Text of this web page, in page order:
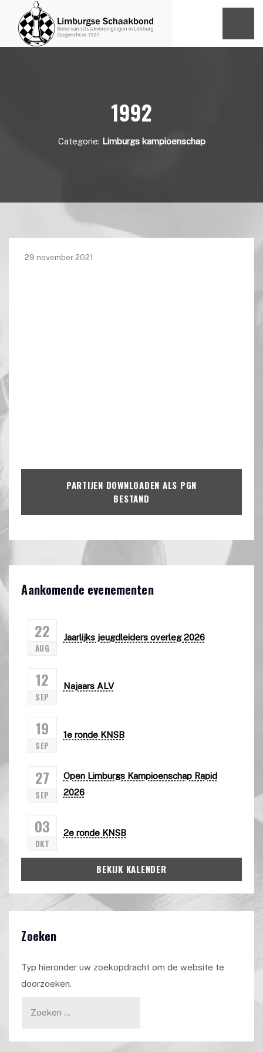
1992
Categorie: Limburgs kampioenschap
29 november 2021
PARTIJEN DOWNLOADEN ALS PGN
BESTAND
Aankomende evenementen
22
AUG
Jaarlijks jeugdleiders overleg 2026
12
SEP
Najaars ALV
19
SEP
1e ronde KNSB
27
SEP
Open Limburgs Kampioenschap Rapid
2026
03
OKT
2e ronde KNSB
BEKIJK KALENDER
Zoeken
Typ hieronder uw zoekopdracht om de website te
doorzoeken.